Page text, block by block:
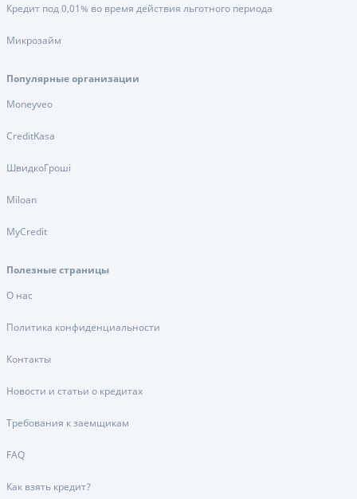
Кредит под 0,01% во время действия льготного периода
Микрозайм
Популярные организации
Moneyveo
CreditKasa
ШвидкоГроші
Miloan
MyCredit
Полезные страницы
О нас
Политика конфиденциальности
Контакты
Новости и статьи о кредитах
Требования к заемщикам
FAQ
Как взять кредит?